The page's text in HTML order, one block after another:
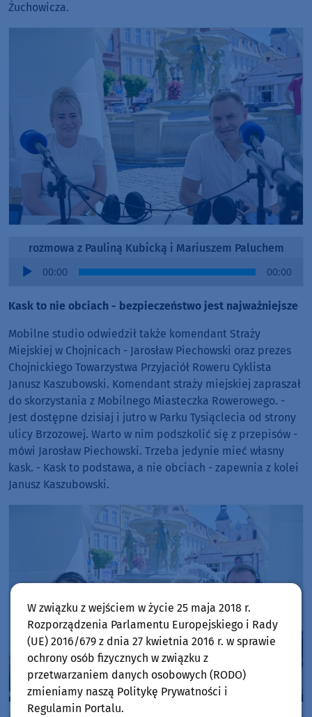
Żuchowicza.
rozmowa z Pauliną Kubicką i Mariuszem Paluchem
Audio
00:00 00:00
Kask to nie obciach - bezpieczeństwo jest najważniejsze
Mobilne studio odwiedził także komendant Straży
Miejskiej w Chojnicach - Jarosław Piechowski oraz prezes
Chojnickiego Towarzystwa Przyjaciół Roweru Cyklista
Janusz Kaszubowski. Komendant straży miejskiej zapraszał
do skorzystania z Mobilnego Miasteczka Rowerowego. -
Jest dostępne dzisiaj i jutro w Parku Tysiąclecia od strony
ulicy Brzozowej. Warto w nim podszkolić się z przepisów -
mówi Jarosław Piechowski. Trzeba jedynie mieć własny
kask. - Kask to podstawa, a nie obciach - zapewnia z kolei
Janusz Kaszubowski.
W związku z wejściem w życie 25 maja 2018 r.
Rozporządzenia Parlamentu Europejskiego i Rady
(UE) 2016/679 z dnia 27 kwietnia 2016 r. w sprawie
ochrony osób fizycznych w związku z
przetwarzaniem danych osobowych (RODO)
zmieniamy naszą Politykę Prywatności i
Regulamin Portalu.